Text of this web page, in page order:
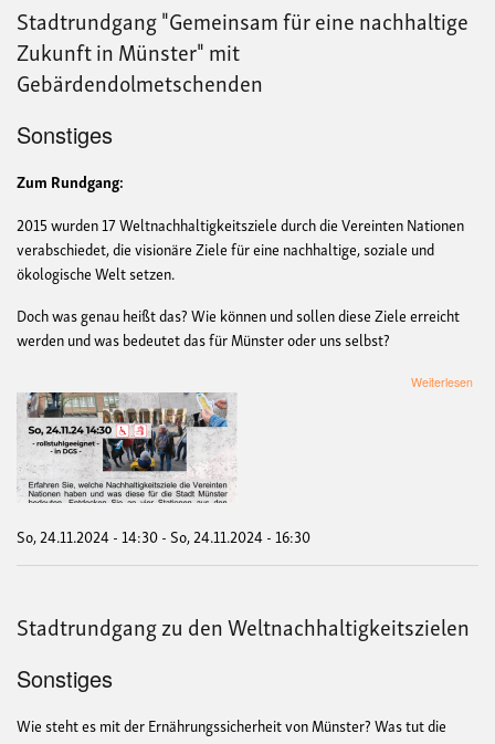
Stadtrundgang "Gemeinsam für eine nachhaltige
Zukunft in Münster" mit
Gebärdendolmetschenden
Sonstiges
Zum Rundgang:
2015 wurden 17 Weltnachhaltigkeitsziele durch die Vereinten Nationen
verabschiedet, die visionäre Ziele für eine nachhaltige, soziale und
ökologische Welt setzen.
Doch was genau heißt das? Wie können und sollen diese Ziele erreicht
werden und was bedeutet das für Münster oder uns selbst?
Weiterlesen
So, 24.11.2024 - 14:30-So, 24.11.2024 - 16:30
Stadtrundgang zu den Weltnachhaltigkeitszielen
Sonstiges
Wie steht es mit der Ernährungssicherheit von Münster? Was tut die